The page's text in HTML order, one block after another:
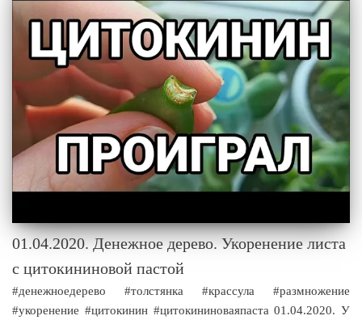
01.04.2020. Денежное дерево. Укоренение листа
с цитокининовой пастой
#денежноедерево #толстянка #крассула #размножение
#укоренение #цитокинин #цитокининоваяпаста 01.04.2020. У